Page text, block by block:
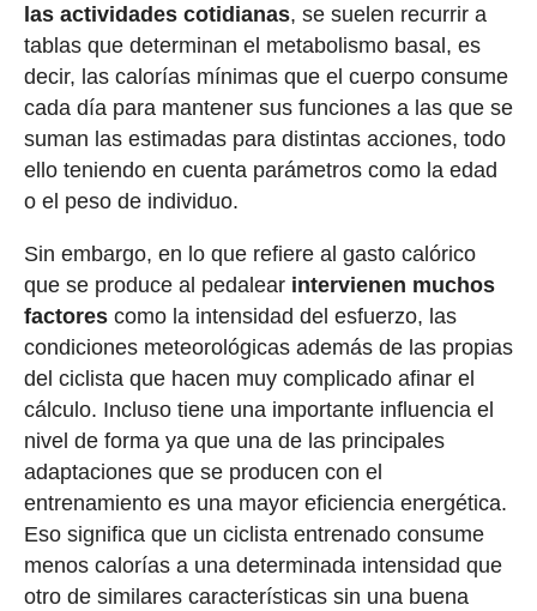
las actividades cotidianas, se suelen recurrir a
tablas que determinan el metabolismo basal, es
decir, las calorías mínimas que el cuerpo consume
cada día para mantener sus funciones a las que se
suman las estimadas para distintas acciones, todo
ello teniendo en cuenta parámetros como la edad
o el peso de individuo.
Sin embargo, en lo que refiere al gasto calórico
que se produce al pedalear intervienen muchos
factorescomo la intensidad del esfuerzo, las
condiciones meteorológicas además de las propias
del ciclista que hacen muy complicado afinar el
cálculo. Incluso tiene una importante influencia el
nivel de forma ya que una de las principales
adaptaciones que se producen con el
entrenamiento es una mayor eficiencia energética.
Eso significa que un ciclista entrenado consume
menos calorías a una determinada intensidad que
otro de similares características sin una buena